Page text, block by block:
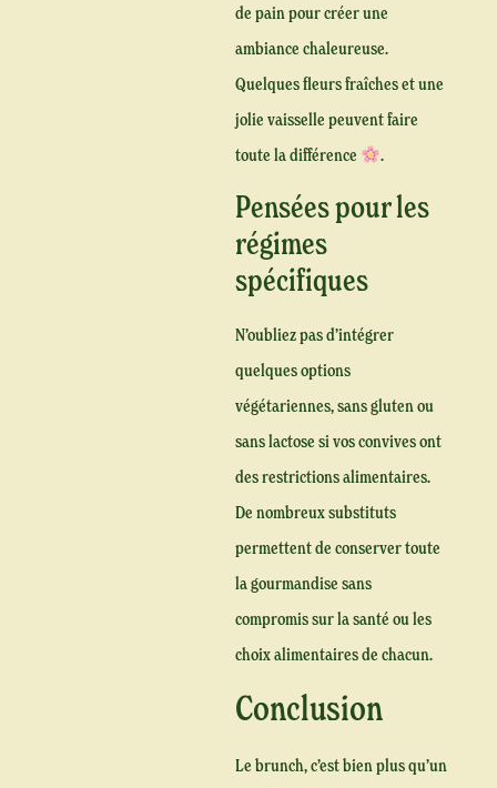
de pain pour créer une
ambiance chaleureuse.
Quelques fleurs fraîches et une
jolie vaisselle peuvent faire
toute la différence
.
Pensées pour les
régimes
spécifiques
N’oubliez pas d’intégrer
quelques options
végétariennes, sans gluten ou
sans lactose si vos convives ont
des restrictions alimentaires.
De nombreux substituts
permettent de conserver toute
la gourmandise sans
compromis sur la santé ou les
choix alimentaires de chacun.
Conclusion
Le brunch, c’est bien plus qu’un